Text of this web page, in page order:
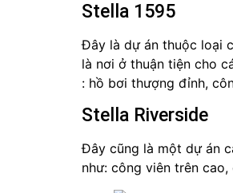
Stella 1595
Đây là dự án thuộc loại
là nơi ở thuận tiện cho
: hồ bơi thượng đỉnh,
Stella Riverside
Đây cũng là một dự án
như: công viên trên